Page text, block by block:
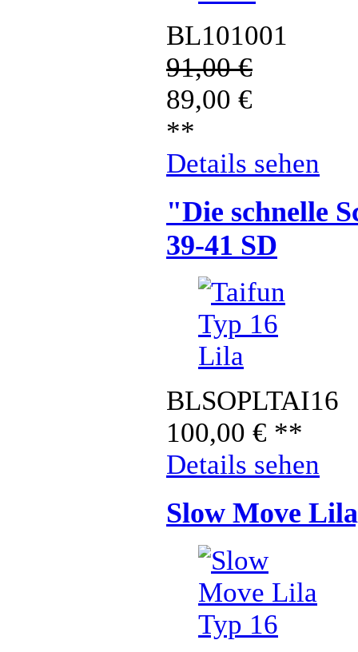
BL101001
91,00€
89,00 €
**
Details sehen
"Die schnelle
39-41 SD
BLSOPLTAI16
100,00 € **
Details sehen
Slow Move